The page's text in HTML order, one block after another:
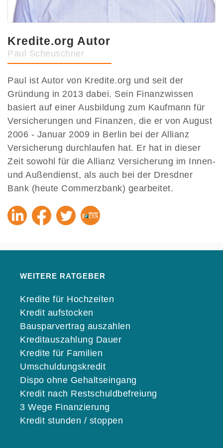
Kredite.org Autor
Paul Scheuschner
Paul ist Autor von Kredite.org und seit der
Gründung in 2013 dabei. Sein Finanzwissen
basiert auf einer Ausbildung zum Kaufmann für
Versicherungen und Finanzen, die er von August
2006 - Januar 2009 in Berlin bei der Allianz
Versicherung durchlaufen hat. Er hat in dieser
Zeit sowohl für die Allianz Versicherung im Innen-
und Außendienst, als auch bei der Dresdner
Bank (heute Commerzbank) gearbeitet.
WEITERE RATGEBER
Kredite für Hochzeiten
Kredit aufstocken
Bausparvertrag auszahlen
Kreditauszahlung Dauer
Kredite für Familien
Umschuldungskredit
Dispo ohne Gehaltseingang
Kredit nach Restschuldbefreiung
3 Wege Finanzierung
Kredit stunden / stoppen